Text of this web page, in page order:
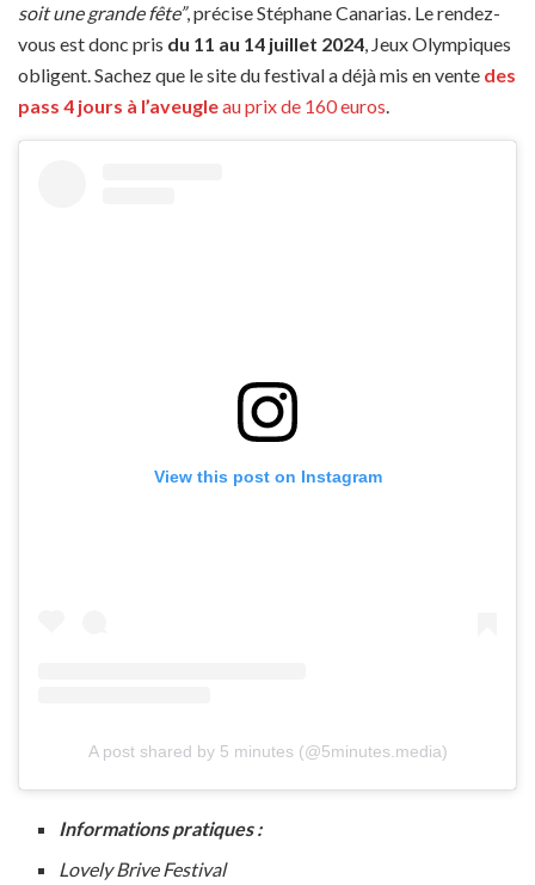
soit une grande fête”, précise Stéphane Canarias. Le rendez-
vous est donc pris du 11 au 14 juillet 2024, Jeux Olympiques
obligent. Sachez que le site du festival a déjà mis en vente des
pass 4 jours à l’aveugleau prix de 160 euros.
View this post on Instagram
A post shared by 5 minutes (@5minutes.media)
Informations pratiques :
Lovely Brive Festival